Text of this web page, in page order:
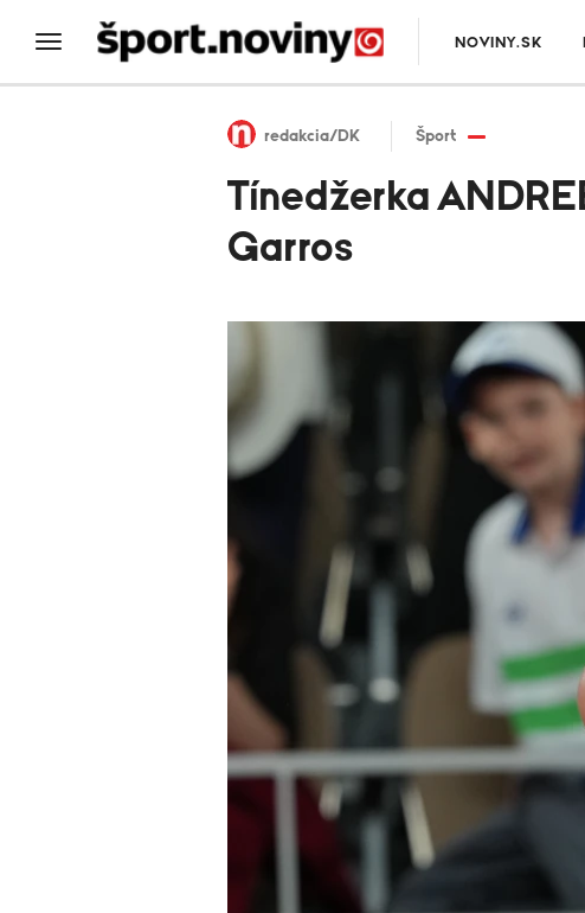
NOVINY.SK
redakcia/DK Šport
Tínedžerka
Garros